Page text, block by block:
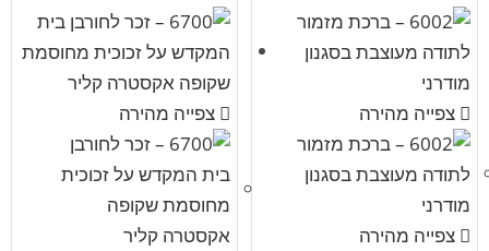
צפייה מהירה
צפייה מהירה
צפייה מהירה